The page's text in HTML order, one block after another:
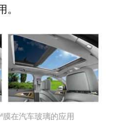
。
在汽车玻璃的应用